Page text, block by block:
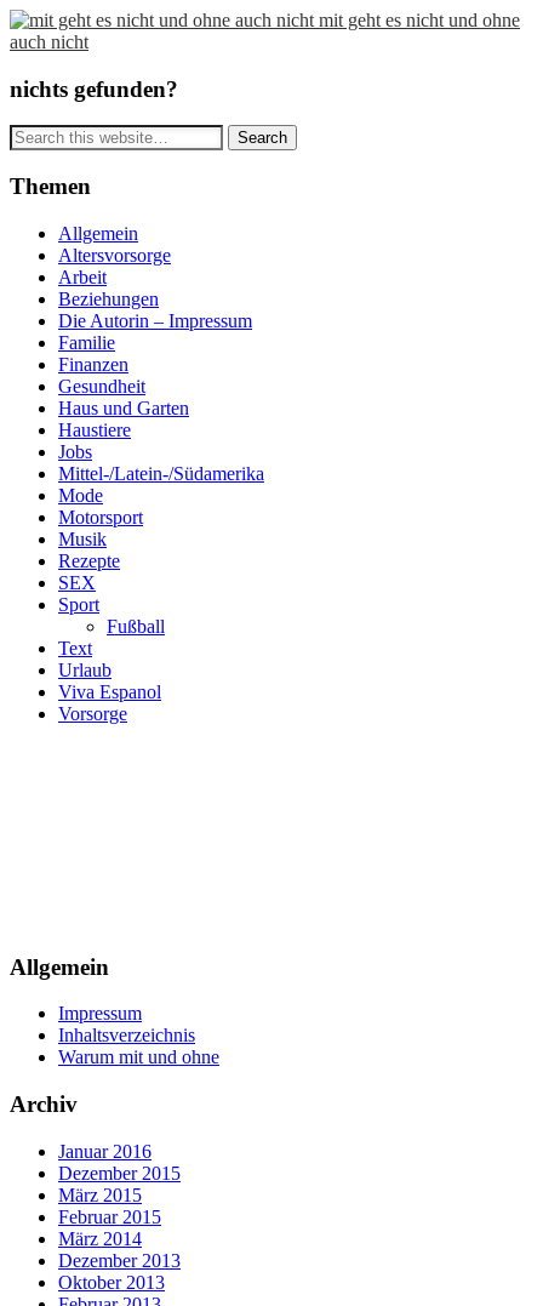
mit geht es nicht und ohne
auch nicht
nichts gefunden?
Themen
Allgemein
Altersvorsorge
Arbeit
Beziehungen
Die Autorin – Impressum
Familie
Finanzen
Gesundheit
Haus und Garten
Haustiere
Jobs
Mittel-/Latein-/Südamerika
Mode
Motorsport
Musik
Rezepte
SEX
Sport
Fußball
Text
Urlaub
Viva Espanol
Vorsorge
Allgemein
Impressum
Inhaltsverzeichnis
Warum mit und ohne
Archiv
Januar 2016
Dezember 2015
März 2015
Februar 2015
März 2014
Dezember 2013
Oktober 2013